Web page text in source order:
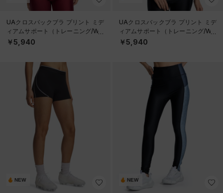
UAクロスバックブラ プリント ミデ
ィアムサポート（トレーニング/WO
MEN）
￥5,940
UAクロスバックブラ プリント ミデ
ィアムサポート（トレーニング/WO
MEN）
￥5,940
NEW NEW